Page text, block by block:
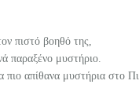
πιστό βοηθό της,
παραξένο μυστήριο.
πιο απίθανα μυστήρια στο